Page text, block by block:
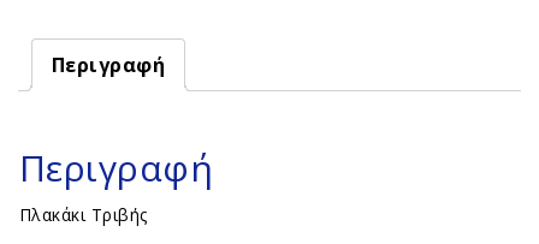
Περιγραφή
Περιγραφή
Πλακάκι Τριβής